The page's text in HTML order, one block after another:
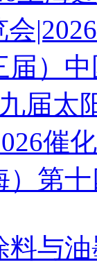
会
届）
届
催
）第
料与